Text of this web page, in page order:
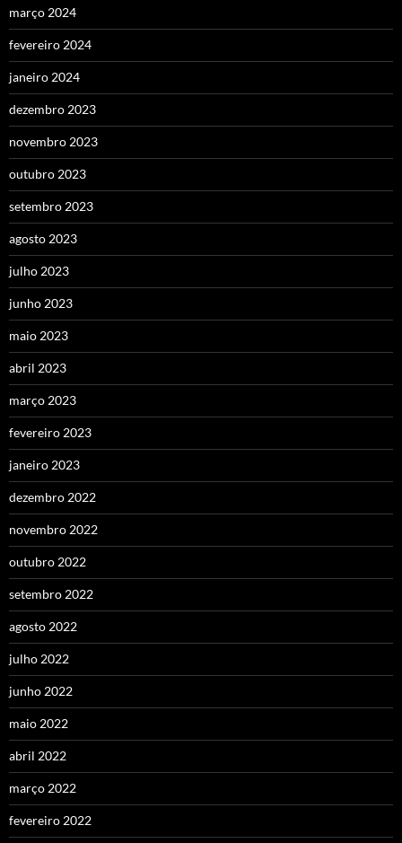
março 2024
fevereiro 2024
janeiro 2024
dezembro 2023
novembro 2023
outubro 2023
setembro 2023
agosto 2023
julho 2023
junho 2023
maio 2023
abril 2023
março 2023
fevereiro 2023
janeiro 2023
dezembro 2022
novembro 2022
outubro 2022
setembro 2022
agosto 2022
julho 2022
junho 2022
maio 2022
abril 2022
março 2022
fevereiro 2022